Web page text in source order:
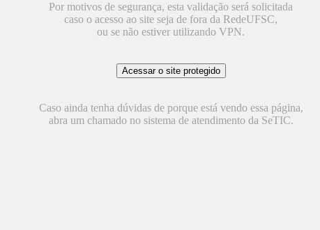
Por motivos de segurança, esta validação será solicitada
caso o acesso ao site seja de fora da RedeUFSC,
ou se não estiver utilizando VPN.
Caso ainda tenha dúvidas de porque está vendo essa página,
abra um chamado no sistema de atendimento da SeTIC.